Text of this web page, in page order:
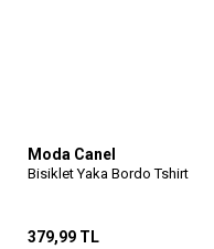
Moda Canel
Bisiklet Yaka Bordo Tshirt
379,99 TL